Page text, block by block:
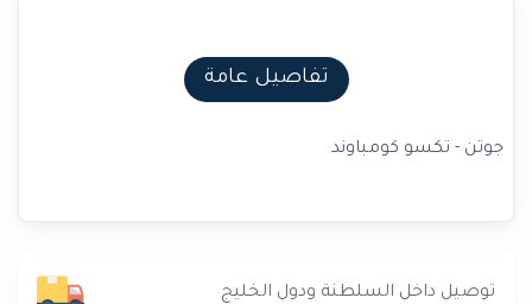
تفاصيل عامة
جوتن - تكسو كومباوند
توصيل داخل السلطنة ودول الخليج